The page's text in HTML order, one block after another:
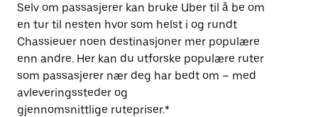
Selv om passasjerer kan bruke Uber til å be om
en tur til nesten hvor som helst i og rundt
Chassieuer noen destinasjoner mer populære
enn andre. Her kan du utforske populære ruter
som passasjerer nær deg har bedt om – med
avleveringssteder og
gjennomsnittlige rutepriser.*